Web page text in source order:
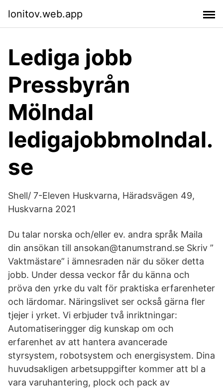
lonitov.web.app
Lediga jobb
Pressbyrån
Mölndal
ledigajobbmolndal.
se
Shell/ 7-Eleven Huskvarna, Häradsvägen 49,
Huskvarna 2021
Du talar norska och/eller ev. andra språk Maila
din ansökan till ansokan@tanumstrand.se Skriv ”
Vaktmästare” i ämnesraden när du söker detta
jobb. Under dessa veckor får du känna och
pröva den yrke du valt för praktiska erfarenheter
och lärdomar. Näringslivet ser också gärna fler
tjejer i yrket. Vi erbjuder två inriktningar:
Automatiseringger dig kunskap om och
erfarenhet av att hantera avancerade
styrsystem, robotsystem och energisystem. Dina
huvudsakligen arbetsuppgifter kommer att bl a
vara varuhantering, plock och pack av